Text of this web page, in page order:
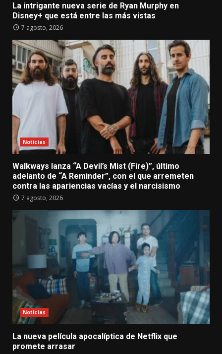
La intrigante nueva serie de Ryan Murphy en
Disney+ que está entre las más vistas
7 agosto, 2026
Noticias
Walkways lanza “A Devil’s Mist (Fire)”, último
adelanto de “A Reminder”, con el que arremeten
contra las apariencias vacías y el narcisismo
7 agosto, 2026
Noticias
La nueva película apocalíptica de Netflix que
promete arrasar